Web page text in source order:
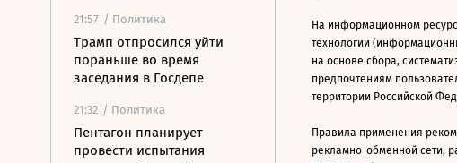
21:57 / Политика
Трамп отпросился уйти
пораньше во время
заседания в Госдепе
21:32 / Политика
Пентагон планирует
провести испытания
На информационном
технологии
на основе сбора,
предпочтениям
территории Российской
Правила применения
рекламно-обменной сети,